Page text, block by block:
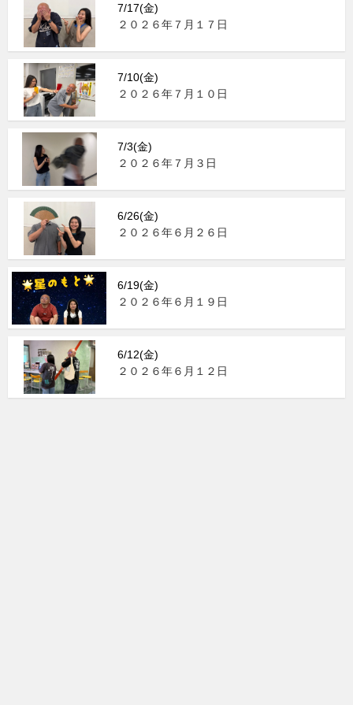
7/17(金)
２０２６年７月１７日
7/10(金)
２０２６年７月１０日
7/3(金)
２０２６年７月３日
6/26(金)
２０２６年６月２６日
6/19(金)
２０２６年６月１９日
6/12(金)
２０２６年６月１２日